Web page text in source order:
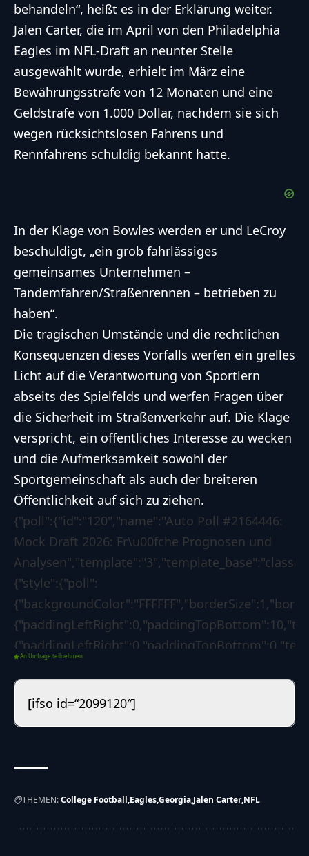
behandeln“, heißt es in der Erklärung weiter.
Jalen Carter, die im April von den Philadelphia
Eagles im NFL-Draft an neunter Stelle
ausgewählt wurde, erhielt im März eine
Bewährungsstrafe von 12 Monaten und eine
Geldstrafe von 1.000 Dollar, nachdem sie sich
wegen rücksichtslosen Fahrens und
Rennfahrens schuldig bekannt hatte.
In der Klage von Bowles werden er und LeCroy
beschuldigt, „ein grob fahrlässiges
gemeinsames Unternehmen –
Tandemfahren/Straßenrennen – betrieben zu
haben“.
Die tragischen Umstände und die rechtlichen
Konsequenzen dieses Vorfalls werfen ein grelles
Licht auf die Verantwortung von Sportlern
abseits des Spielfelds und werfen Fragen über
die Sicherheit im Straßenverkehr auf. Die Klage
verspricht, ein öffentliches Interesse zu wecken
und die Aufmerksamkeit sowohl der
Sportgemeinschaft als auch der breiteren
Öffentlichkeit auf sich zu ziehen.
{"poll":{"id":"120","name":"Auto Poll #2164446:
Mock Draft 2026: Fr\u00fche Prognosen und
{"style":{"poll":
[],"custom":{"css":""}},"options":{"poll":
["guest","registered"],"resultsDetails":
An Umfrage teilnehmen
[ifso id=“2099120″]
THEMEN:College Football EaglesGeorgia Jalen Carter NFL